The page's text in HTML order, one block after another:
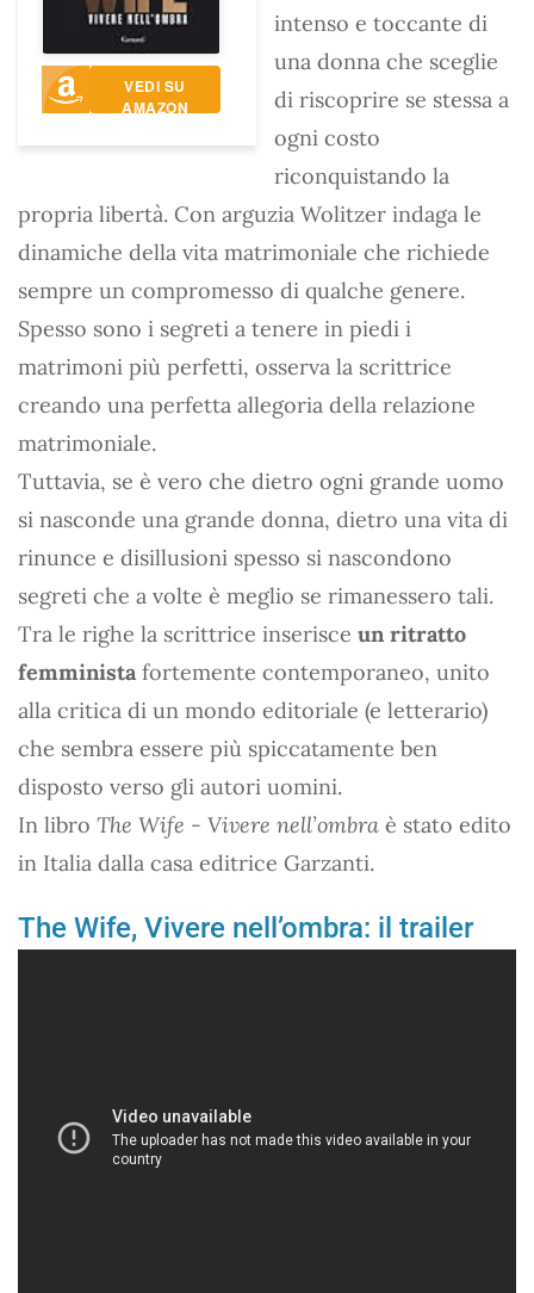
VEDI SU
AMAZON
intenso e toccante di
una donna che sceglie
di riscoprire se stessa a
ogni costo
riconquistando la
propria libertà. Con arguzia Wolitzer indaga le
dinamiche della vita matrimoniale che richiede
sempre un compromesso di qualche genere.
Spesso sono i segreti a tenere in piedi i
matrimoni più perfetti, osserva la scrittrice
creando una perfetta allegoria della relazione
matrimoniale.
Tuttavia, se è vero che dietro ogni grande uomo
si nasconde una grande donna, dietro una vita di
rinunce e disillusioni spesso si nascondono
segreti che a volte è meglio se rimanessero tali.
Tra le righe la scrittrice inserisce un ritratto
femminista fortemente contemporaneo, unito
alla critica di un mondo editoriale (e letterario)
che sembra essere più spiccatamente ben
disposto verso gli autori uomini.
In libro The Wife - Vivere nell’ombra è stato edito
in Italia dalla casa editrice Garzanti.
The Wife, Vivere nell’ombra: il trailer